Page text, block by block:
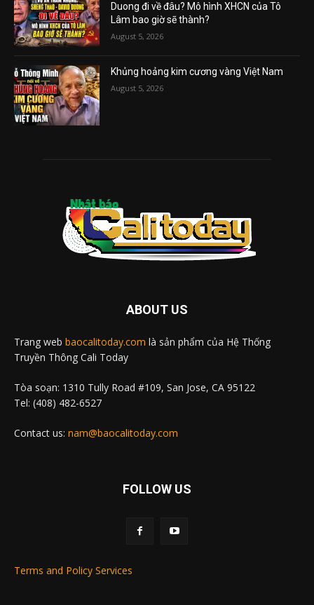
Duong đi về đâu? Mô hình XHCN của Tô
Lâm bao giờ sẽ thành?
August 5, 2026
Khủng hoảng kim cương vàng Việt Nam
August 5, 2026
ABOUT US
Trang web baocalitoday.com là sản phẩm của Hệ Thống
Truyền Thông Cali Today
Tòa soạn: 1310 Tully Road #109, San Jose, CA 95122
Tel: (408) 482-6527
Contact us: nam@baocalitoday.com
FOLLOW US
Terms and Policy Services